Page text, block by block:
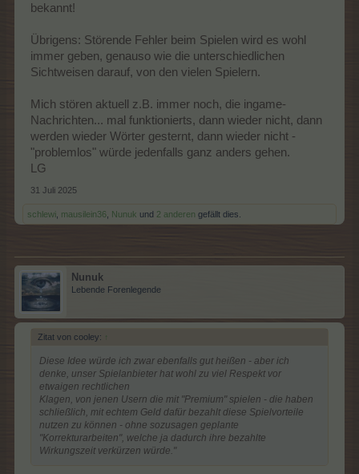
bekannt!
Übrigens: Störende Fehler beim Spielen wird es wohl
immer geben, genauso wie die unterschiedlichen
Sichtweisen darauf, von den vielen Spielern.
Mich stören aktuell z.B. immer noch, die ingame-
Nachrichten... mal funktionierts, dann wieder nicht, dann
werden wieder Wörter gesternt, dann wieder nicht -
"problemlos" würde jedenfalls ganz anders gehen.
LG
31 Juli 2025
schlewi mausilein36 Nunuk und 2 anderen gefällt dies.
Nunuk
Lebende Forenlegende
Zitat von cooley: ↑
Diese Idee würde ich zwar ebenfalls gut heißen - aber ich
denke, unser Spielanbieter hat wohl zu viel Respekt vor
etwaigen rechtlichen
Klagen, von jenen Usern die mit "Premium" spielen - die haben
schließlich, mit echtem Geld dafür bezahlt diese Spielvorteile
nutzen zu können - ohne sozusagen geplante
"Korrekturarbeiten", welche ja dadurch ihre bezahlte
Wirkungszeit verkürzen würde."